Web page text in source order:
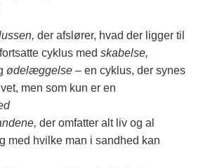
der afslører, hvad der ligger til
cyklus med skabelse,
ødelæggelse – en cyklus, der synes
men som kun er en
der omfatter alt liv og al
med hvilke man i sandhed kan